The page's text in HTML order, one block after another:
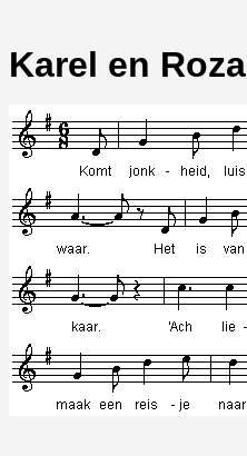
Karel en Roza